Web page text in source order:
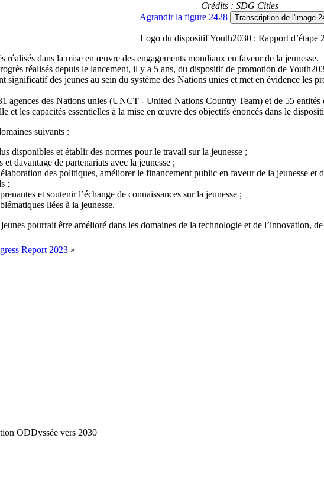
Crédits : SDG Cities
Agrandirla figure 2428 Transcription de l'image
Logo du dispositif Youth2030 : Rapport d’étape
dans la mise en œuvre des engagements mondiaux en faveur de la jeunesse.
réalisés depuis le lancement, il y a 5 ans, du dispositif de promotion de
significatif des jeunes au sein du système des Nations unies et met en évidence les
agences des Nations unies (UNCT - United Nations Country Team) et de 55
et les capacités essentielles à la mise en œuvre des objectifs énoncés dans le
suivants :
disponibles et établir des normes pour le travail sur la jeunesse ;
davantage de partenariats avec la jeunesse ;
des politiques, améliorer le financement public en faveur de la jeunesse
;
et soutenir l’échange de connaissances sur la jeunesse ;
liées à la jeunesse.
pourrait être amélioré dans les domaines de la technologie et de l’innovation,
Report 2023 »
ODDyssée vers 2030